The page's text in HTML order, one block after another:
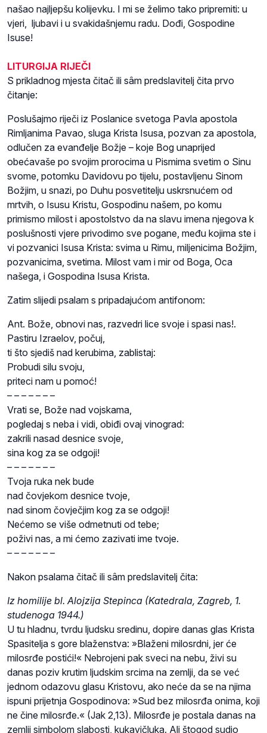
našao najljepšu kolijevku. I mi se želimo tako pripremiti: u
vjeri, ljubavi i u svakidašnjemu radu. Dođi, Gospodine
Isuse!
LITURGIJA RIJEČI
S prikladnog mjesta čitač ili sâm predslavitelj čita prvo
čitanje:
Poslušajmo riječi iz Poslanice svetoga Pavla apostola
Rimljanima Pavao, sluga Krista Isusa, pozvan za apostola,
odlučen za evanđelje Božje – koje Bog unaprijed
obećavaše po svojim prorocima u Pismima svetim o Sinu
svome, potomku Davidovu po tijelu, postavljenu Sinom
Božjim, u snazi, po Duhu posvetitelju uskrsnućem od
mrtvih, o Isusu Kristu, Gospodinu našem, po komu
primismo milost i apostolstvo da na slavu imena njegova k
poslušnosti vjere privodimo sve pogane, među kojima ste i
vi pozvanici Isusa Krista: svima u Rimu, miljenicima Božjim,
pozvanicima, svetima. Milost vam i mir od Boga, Oca
našega, i Gospodina Isusa Krista.
Zatim slijedi psalam s pripadajućom antifonom:
Ant. Bože, obnovi nas, razvedri lice svoje i spasi nas!.
Pastiru Izraelov, počuj,
ti što sjediš nad kerubima, zablistaj:
Probudi silu svoju,
priteci nam u pomoć!
– – – – – – –
Vrati se, Bože nad vojskama,
pogledaj s neba i vidi, obiđi ovaj vinograd:
zakrili nasad desnice svoje,
sina kog za se odgoji!
– – – – – – –
Tvoja ruka nek bude
nad čovjekom desnice tvoje,
nad sinom čovječjim kog za se odgoji!
Nećemo se više odmetnuti od tebe;
poživi nas, a mi ćemo zazivati ime tvoje.
– – – – – – –
Nakon psalama čitač ili sâm predslavitelj čita:
Iz homilije bl. Alojzija Stepinca (Katedrala, Zagreb, 1.
studenoga 1944.)
U tu hladnu, tvrdu ljudsku sredinu, dopire danas glas Krista
Spasitelja s gore blaženstva: »Blaženi milosrdni, jer će
milosrđe postići!« Nebrojeni pak sveci na nebu, živi su
danas poziv krutim ljudskim srcima na zemlji, da se već
jednom odazovu glasu Kristovu, ako neće da se na njima
ispuni prijetnja Gospodinova: »Sud bez milosrđa onima, koji
ne čine milosrđe.« (Jak 2,13). Milosrđe je postala danas na
zemlji simbolom slabosti, kukavičluka. Ali štogod sudio